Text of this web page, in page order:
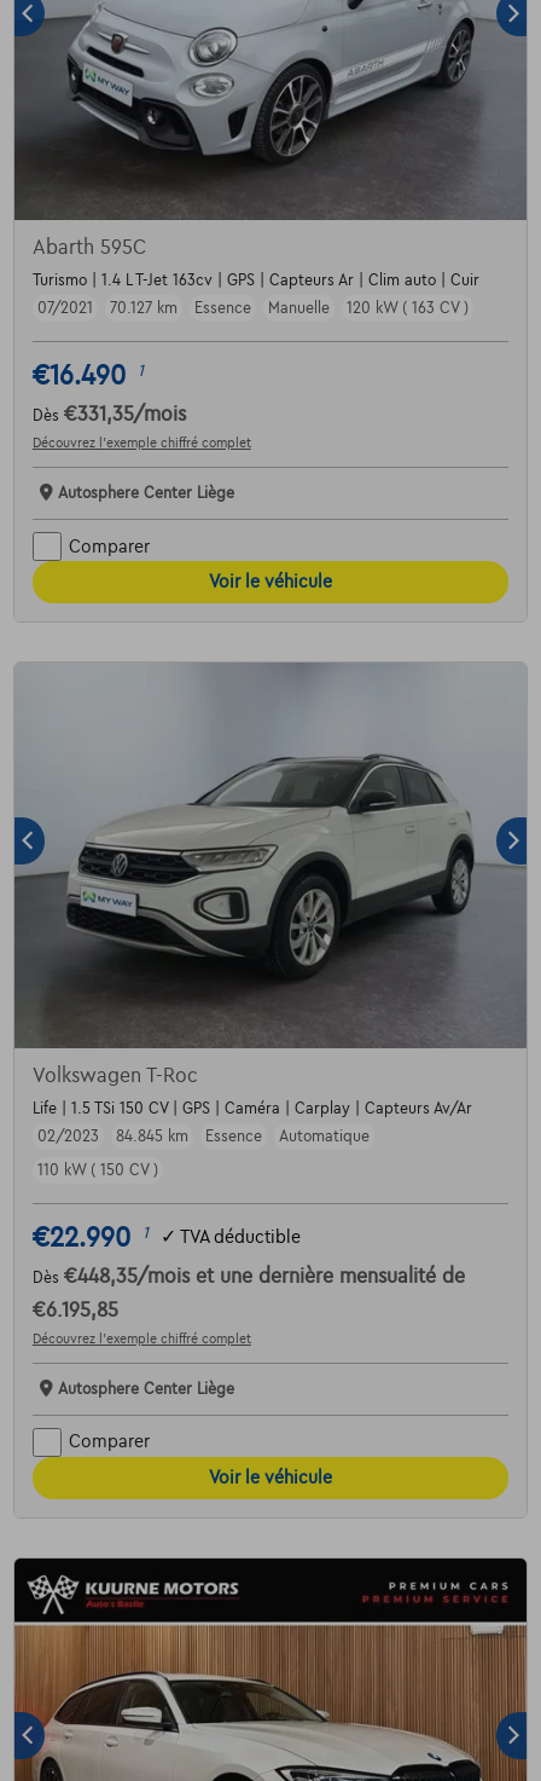
Abarth 595C
Turismo | 1.4 L T-Jet 163cv | GPS | Capteurs Ar | Clim auto | Cuir
07/2021
70.127 km Essence Manuelle 120 kW ( 163 CV )
€16.490 1
Dès €331,35/mois
Découvrez l’exemple chiffré complet
Autosphere Center Liège
Comparer
Voir le véhicule
Volkswagen T-Roc
Life | 1.5 TSi 150 CV | GPS | Caméra | Carplay | Capteurs Av/Ar
02/2023
84.845 km Essence
Automatique
110 kW ( 150 CV )
€22.990 1 ✓ TVA déductible
Dès €448,35/mois et une dernière mensualité de
€6.195,85
Découvrez l’exemple chiffré complet
Autosphere Center Liège
Comparer
Voir le véhicule